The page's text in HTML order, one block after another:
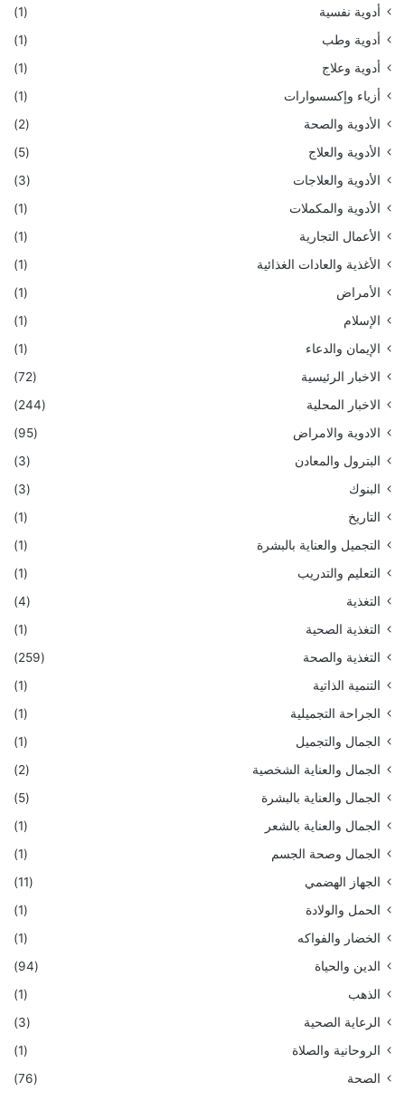
أدوية نفسية
(1)
أدوية وطب
(1)
أدوية وعلاج
(1)
أزياء وإكسسوارات
(1)
الأدوية والصحة
(2)
الأدوية والعلاج
(5)
الأدوية والعلاجات
(3)
الأدوية والمكملات
(1)
الأعمال التجارية
(1)
الأغذية والعادات الغذائية
(1)
الأمراض
(1)
الإسلام
(1)
الإيمان والدعاء
(1)
الاخبار الرئيسية
(72)
الاخبار المحلية
(244)
الادوية والامراض
(95)
البترول والمعادن
(3)
البنوك
(3)
التاريخ
(1)
التجميل والعناية بالبشرة
(1)
التعليم والتدريب
(1)
التغذية
(4)
التغذية الصحية
(1)
التغذية والصحة
(259)
التنمية الذاتية
(1)
الجراحة التجميلية
(1)
الجمال والتجميل
(1)
الجمال والعناية الشخصية
(2)
الجمال والعناية بالبشرة
(5)
الجمال والعناية بالشعر
(1)
الجمال وصحة الجسم
(1)
الجهاز الهضمي
(11)
الحمل والولادة
(1)
الخضار والفواكه
(1)
الدين والحياة
(94)
الذهب
(1)
الرعاية الصحية
(3)
الروحانية والصلاة
(1)
الصحة
(76)